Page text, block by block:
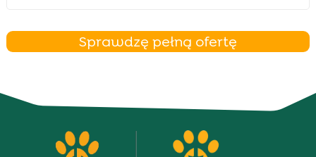
Sprawdzę pełną ofertę